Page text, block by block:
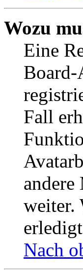
Wozu
Eine
Board-
Fall
weiter.
Nach